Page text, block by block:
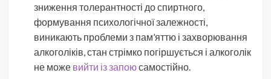
зниження толерантності до спиртного,
формування психологічної залежності,
виникають проблеми з пам’яттю і захворювання
алкоголіків, стан стрімко погіршується і алкоголік
не може вийти із запоюсамостійно.